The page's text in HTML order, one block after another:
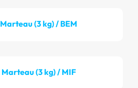
Marteau (3 kg) / BEM
Marteau (3 kg) / MIF